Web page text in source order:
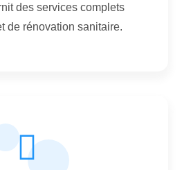
des services complets
de rénovation sanitaire.